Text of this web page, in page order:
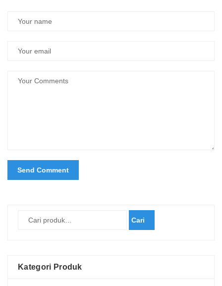
Cari
Kategori Produk